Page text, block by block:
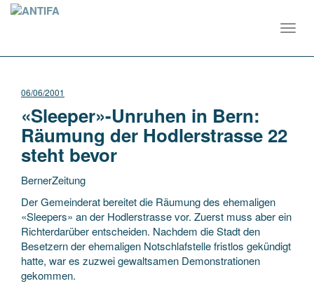
06/06/2001
«Sleeper»-Unruhen in Bern:
Räumung der Hodlerstrasse 22
steht bevor
BernerZeitung
Der Gemeinderat bereitet die Räumung des ehemaligen
«Sleepers» an der Hodlerstrasse vor. Zuerst muss aber ein
Richterdarüber entscheiden. Nachdem die Stadt den
Besetzern der ehemaligen Notschlafstelle fristlos gekündigt
hatte, war es zuzwei gewaltsamen Demonstrationen
gekommen.